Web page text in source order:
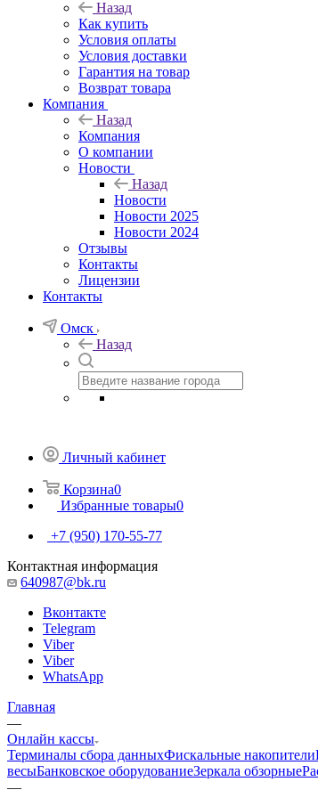
Назад
Как купить
Условия оплаты
Условия доставки
Гарантия на товар
Возврат товара
Компания
Назад
Компания
О компании
Новости
Назад
Новости
Новости 2025
Новости 2024
Отзывы
Контакты
Лицензии
Контакты
Омск
Назад
Личный кабинет
Корзина0
Избранные товары0
+7 (950) 170-55-77
Контактная информация
640987@bk.ru
Вконтакте
Telegram
Viber
Viber
WhatsApp
Главная
—
Онлайн кассы
Терминалы сбора данныхФискальные накопители
весыБанковское оборудованиеЗеркала обзорные
—